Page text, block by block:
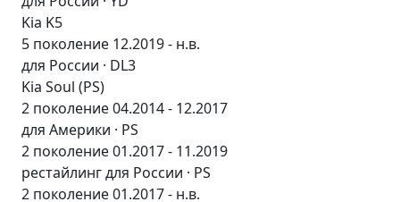
Kia K5
5 поколение 12.2019 - н.в.
для России · DL3
Kia Soul (PS)
2 поколение 04.2014 - 12.2017
для Америки · PS
2 поколение 01.2017 - 11.2019
рестайлинг для России · PS
2 поколение 01.2017 - н.в.